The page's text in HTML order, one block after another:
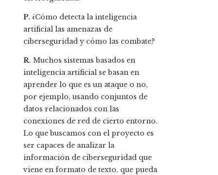
P. ¿Cómo detecta la inteligencia
artificial las amenazas de
ciberseguridad y cómo las combate?
R. Muchos sistemas basados en
inteligencia artificial se basan en
aprender lo que es un ataque o no,
por ejemplo, usando conjuntos de
datos relacionados con las
conexiones de red de cierto entorno.
Lo que buscamos con el proyecto es
ser capaces de analizar la
información de ciberseguridad que
viene en formato de texto, que pueda